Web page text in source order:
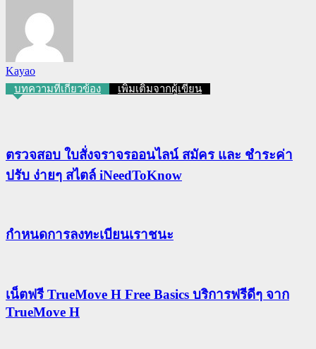
Kayao
บทความที่เกี่ยวข้อง เพิ่มเติมจากผู้เขียน
ตรวจสอบ ใบสั่งจราจรออนไลน์ สมัคร และ ชำระค่า
ปรับ ง่ายๆ สไตล์ iNeedToKnow
กําหนดการลงทะเบียนเราชนะ
เน็ตฟรี TrueMove H Free Basics บริการฟรีดีๆ จาก
TrueMove H